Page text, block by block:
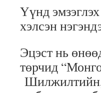
Үүнд
хэлсэн
Эцэст нь
төрчид
Шилжилтийн,